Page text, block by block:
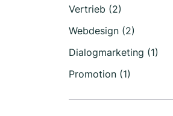
Vertrieb (2)
Webdesign (2)
Dialogmarketing (1)
Promotion (1)